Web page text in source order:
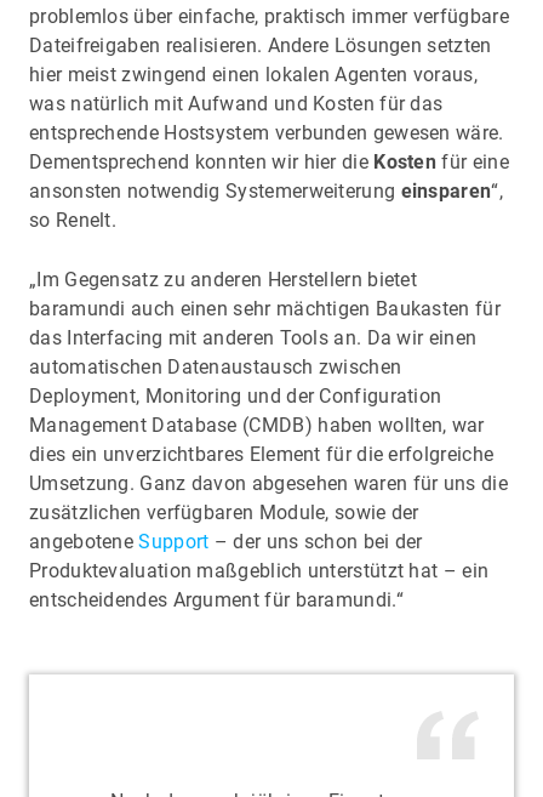
problemlos über einfache, praktisch immer verfügbare
Dateifreigaben realisieren. Andere Lösungen setzten
hier meist zwingend einen lokalen Agenten voraus,
was natürlich mit Aufwand und Kosten für das
entsprechende Hostsystem verbunden gewesen wäre.
Dementsprechend konnten wir hier die Kosten für eine
ansonsten notwendig Systemerweiterung einsparen“,
so Renelt.
„Im Gegensatz zu anderen Herstellern bietet
baramundi auch einen sehr mächtigen Baukasten für
das Interfacing mit anderen Tools an. Da wir einen
automatischen Datenaustausch zwischen
Deployment, Monitoring und der Configuration
Management Database (CMDB) haben wollten, war
dies ein unverzichtbares Element für die erfolgreiche
Umsetzung. Ganz davon abgesehen waren für uns die
zusätzlichen verfügbaren Module, sowie der
angeboteneSupport – der uns schon bei der
Produktevaluation maßgeblich unterstützt hat – ein
entscheidendes Argument für baramundi.“